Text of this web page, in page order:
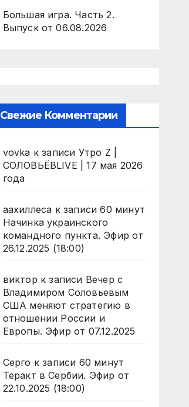
Большая игра. Часть 2.
Выпуск от 06.08.2026
Свежие Комментарии
vovka к записи Утро Z |
СОЛОВЬЁВLIVE | 17 мая 2026
года
аахиллеса к записи60 минут
Начинка украинского
командного пункта. Эфир от
26.12.2025 (18:00)
виктор к записи Вечер с
Владимиром Соловьевым
США меняют стратегию в
отношении России и
Европы. Эфир от 07.12.2025
Серго к записи 60 минут
Теракт в Сербии. Эфир от
22.10.2025 (18:00)